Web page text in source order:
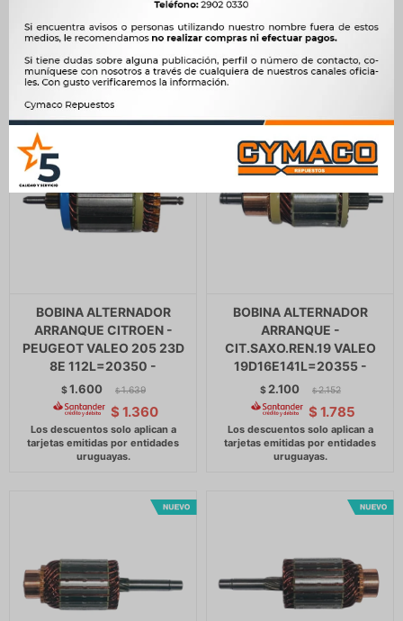
$ 1.768
BOBINA ALTERNADOR
ARRANQUE CITROEN -
PEUGEOT VALEO 205 23D
8E 112L=20350 -
$1.600 $ 1.639
$ 1.360
BOBINA ALTERNADOR
ARRANQUE -
CIT.SAXO.REN.19 VALEO
19D16E141L=20355 -
$ 2.100 $ 2.152
$ 1.785